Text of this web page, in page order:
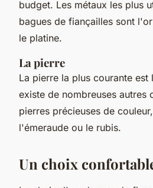
budget. Les métaux les plus
bagues de fiançailles sont
le platine.
La pierre
La pierre la plus courante est
existe de nombreuses autres
pierres précieuses de
l'émeraude ou le rubis.
Un choix